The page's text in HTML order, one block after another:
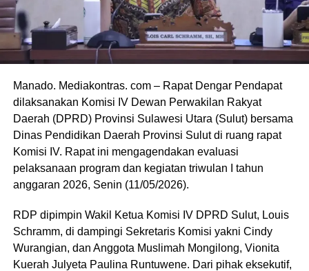
Manado. Mediakontras. com – Rapat Dengar Pendapat
dilaksanakan Komisi IV Dewan Perwakilan Rakyat
Daerah (DPRD) Provinsi Sulawesi Utara (Sulut) bersama
Dinas Pendidikan Daerah Provinsi Sulut di ruang rapat
Komisi IV. Rapat ini mengagendakan evaluasi
pelaksanaan program dan kegiatan triwulan I tahun
anggaran 2026, Senin (11/05/2026).
RDP ​dipimpin Wakil Ketua Komisi IV DPRD Sulut, Louis
Schramm, di dampingi Sekretaris Komisi yakni Cindy
Wurangian, dan Anggota Muslimah Mongilong, Vionita
Kuerah Julyeta Paulina Runtuwene. Dari pihak eksekutif,